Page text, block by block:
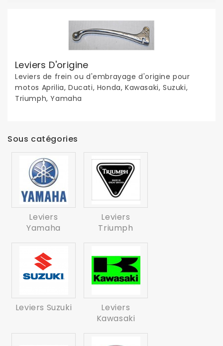
Leviers D'origine
Leviers de frein ou d'embrayage d'origine pour
motos Aprilia, Ducati, Honda, Kawasaki, Suzuki,
Triumph, Yamaha
Sous catégories
Leviers
Yamaha
Leviers
Triumph
Leviers Suzuki
Leviers
Kawasaki